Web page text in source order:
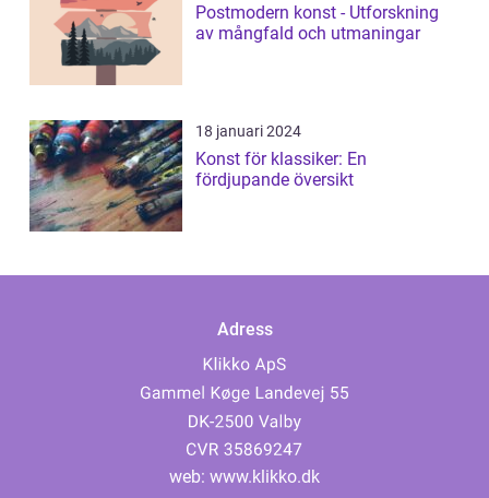
Postmodern konst - Utforskning
av mångfald och utmaningar
18 januari 2024
Konst för klassiker: En
fördjupande översikt
Adress
web: www.klikko.dk